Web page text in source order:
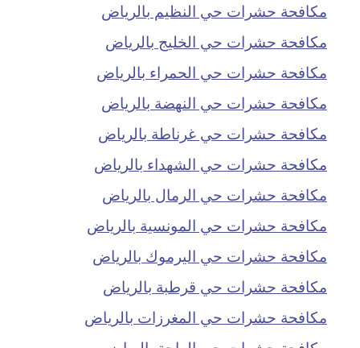
مكافحة حشرات حي النظيم بالرياض
مكافحة حشرات حي الخليج بالرياض
مكافحة حشرات حي الحمراء بالرياض
مكافحة حشرات حي النهضة بالرياض
مكافحة حشرات حي غرناطة بالرياض
مكافحة حشرات حي الشهداء بالرياض
مكافحة حشرات حي الرمال بالرياض
مكافحة حشرات حي المونسية بالرياض
مكافحة حشرات حي اليرموك بالرياض
مكافحة حشرات حي قرطبة بالرياض
مكافحة حشرات حي المغرزات بالرياض